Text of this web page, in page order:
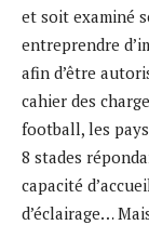
et soit examiné
entreprendre
afin d’être
cahier des
football, les
8 stades
capacité
d’éclairage…